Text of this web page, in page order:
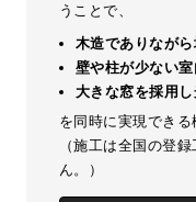
うことで、
木造でありなが
壁や柱が少ない室
大きな窓を採用し
を同時に実現できる
（施工は全国の登
ん。）